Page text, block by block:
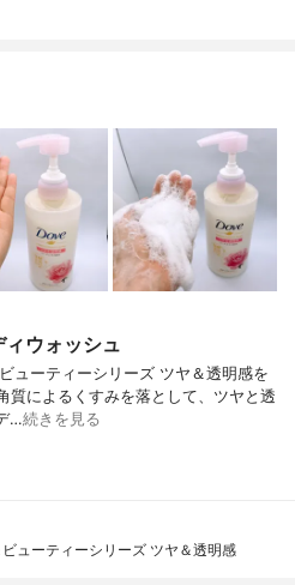
ウォッシュ
ューティーシリーズ ツヤ＆透明感を
質によるくすみを落として、ツヤと透
…続きを見る
ューティーシリーズ ツヤ＆透明感